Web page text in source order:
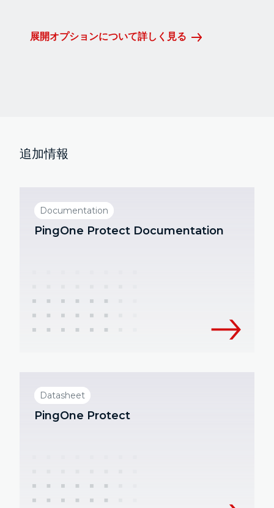
展開オプションについて詳しく見る
追加情報
Documentation
PingOne Protect Documentation
Datasheet
PingOne Protect